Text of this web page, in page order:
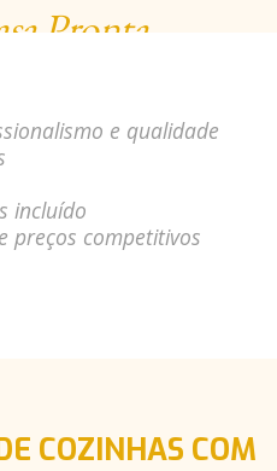
Pronta.
e qualidade
incluído
preços competitivos
COZINHAS COM